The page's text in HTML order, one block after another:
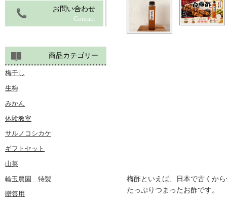
梅酢といえば、日本で古くか
たっぷりつまったお酢です。
お問い合わせ
Contact
商品カテゴリー
梅干し
生梅
みかん
体験教室
サルノコシカケ
ギフトセット
山菜
輪玉農園 特製
贈答用